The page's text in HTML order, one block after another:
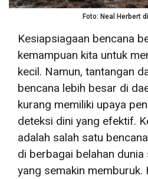
Foto: Neal Herbert
Kesiapsiagaan bencana
kemampuan kita untuk
kecil. Namun, tantangan
bencana lebih besar di
kurang memiliki upaya
deteksi dini yang efektif.
adalah salah satu
di berbagai belahan
yang semakin memburuk.